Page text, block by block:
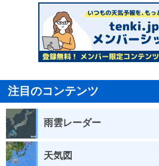
注目のコンテンツ
雨雲レーダー
天気図